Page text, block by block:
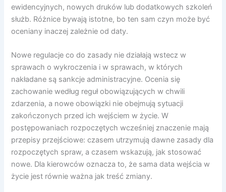
ewidencyjnych, nowych druków lub dodatkowych szkoleń
służb. Różnice bywają istotne, bo ten sam czyn może być
oceniany inaczej zależnie od daty.
Nowe regulacje co do zasady nie działają wstecz w
sprawach o wykroczenia i w sprawach, w których
nakładane są sankcje administracyjne. Ocenia się
zachowanie według reguł obowiązujących w chwili
zdarzenia, a nowe obowiązki nie obejmują sytuacji
zakończonych przed ich wejściem w życie. W
postępowaniach rozpoczętych wcześniej znaczenie mają
przepisy przejściowe: czasem utrzymują dawne zasady dla
rozpoczętych spraw, a czasem wskazują, jak stosować
nowe. Dla kierowców oznacza to, że sama data wejścia w
życie jest równie ważna jak treść zmiany.